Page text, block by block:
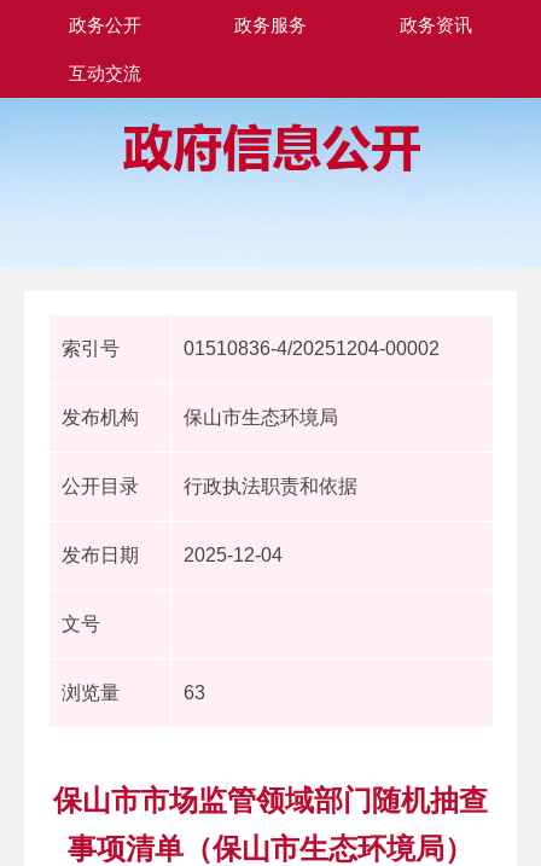
政务公开 政务服务 政务资讯
互动交流
索引号 01510836-4/20251204-00002
发布机构 保山市生态环境局
公开目录 行政执法职责和依据
发布日期 2025-12-04
文号
浏览量 63
保山市市场监管领域部门随机抽查
事项清单（保山市生态环境局）